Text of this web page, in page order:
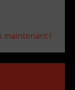
maintenant !